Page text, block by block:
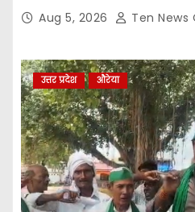
Aug 5, 2026 Ten News
उत्तर प्रदेश औरेया